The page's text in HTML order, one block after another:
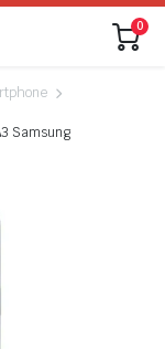
0
Samsung